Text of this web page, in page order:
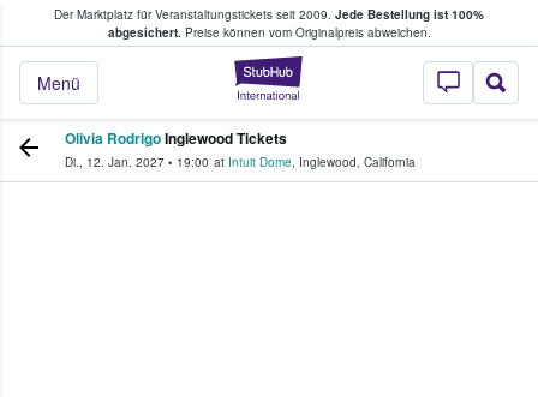
Der Marktplatz für Veranstaltungstickets seit 2009. Jede Bestellung ist 100%
abgesichert.Preise können vom Originalpreis abweichen.
StubHub - Wo
Menü
Tickets kaufen & verkaufen
Olivia RodrigoInglewood Tickets
Di., 12. Jan. 2027 • 19:00 at Intuit Dome, Inglewood, California